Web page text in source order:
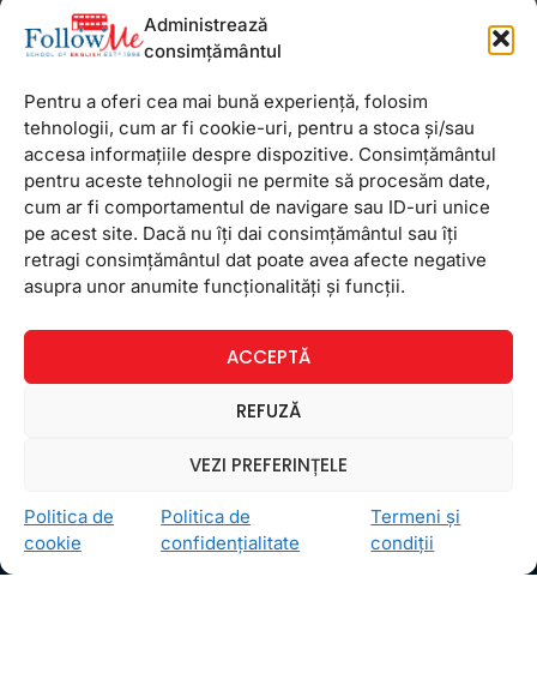
Administrează
consimțământul
Pentru a oferi cea mai bună experiență, folosim
tehnologii, cum ar fi cookie-uri, pentru a stoca și/sau
accesa informațiile despre dispozitive. Consimțământul
pentru aceste tehnologii ne permite să procesăm date,
cum ar fi comportamentul de navigare sau ID-uri unice
pe acest site. Dacă nu îți dai consimțământul sau îți
retragi consimțământul dat poate avea afecte negative
asupra unor anumite funcționalități și funcții.
ACCEPTĂ
REFUZĂ
VEZI PREFERINȚELE
Politica de
cookie
Politica de
confidențialitate
Termeni și
condiții
Newsletter
Ceea ce ne ghidează pe toţi cei din echipa FollowMe
este motto-ul Învaţă zâmbind . Vrem să realizăm asta
pentru toţi cei care ne trec pragul, copii sau adulţi.
FollowMe Dr. Taberei
Informații Utile